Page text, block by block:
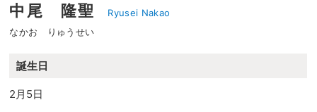
中尾 隆聖
Ryusei Nakao
なかお りゅうせい
誕生日
2月5日